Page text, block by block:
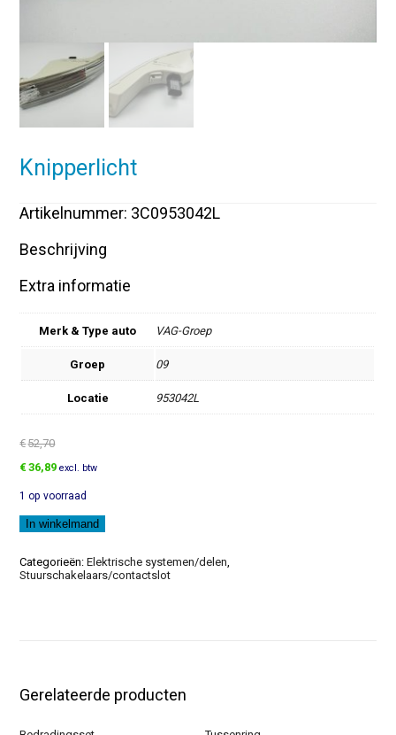
Knipperlicht
Artikelnummer: 3C0953042L
Beschrijving
Extra informatie
Merk & Type auto VAG-Groep
Groep 09
Locatie 953042L
€52,70
Oorspronkelijke
was:
€52,70.
€36,89Huidige
is:
€36,89.
excl. btw
1 op voorraad
Knipperlicht
aantal
In winkelmand
Categorieën:Elektrische systemen/delen,
Stuurschakelaars/contactslot
Gerelateerde producten